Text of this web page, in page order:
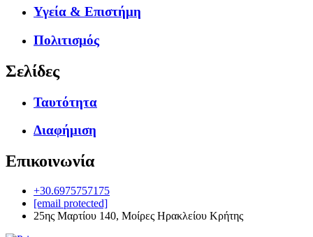
Υγεία & Επιστήμη
Πολιτισμός
Σελίδες
Ταυτότητα
Διαφήμιση
Επικοινωνία
+30.6975757175
[email protected]
25ης Μαρτίου 140, Μοίρες Ηρακλείου Κρήτης